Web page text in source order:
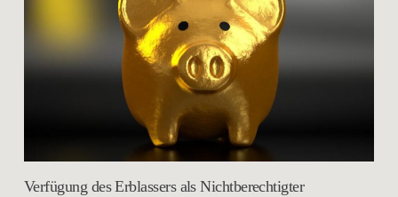
Verfügung des Erblassers als Nichtberechtigter